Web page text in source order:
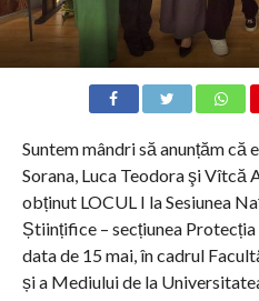
Suntem mândri să anunțăm
Sorana, Luca Teodora şi Vîtcă
obținut LOCUL I la Sesiunea
Științifice – secțiunea
data de 15 mai, în cadrul
și a Mediului de la